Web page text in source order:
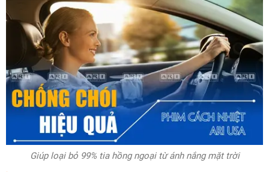
Giúp loại bỏ 99% tia hồng ngoại từ ánh nắng mặt trời